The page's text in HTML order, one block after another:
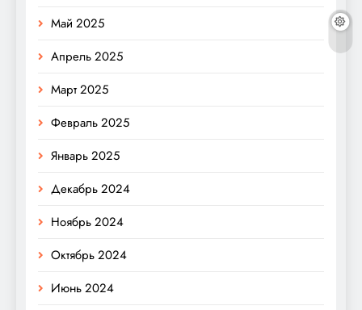
Май 2025
Апрель 2025
Март 2025
Февраль 2025
Январь 2025
Декабрь 2024
Ноябрь 2024
Октябрь 2024
Июнь 2024